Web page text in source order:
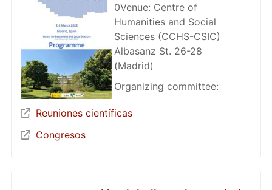
0Venue: Centre of
Humanities and Social
Sciences (CCHS-CSIC)
Albasanz St. 26-28
(Madrid)
Organizing committee:
Reuniones científicas
Congresos